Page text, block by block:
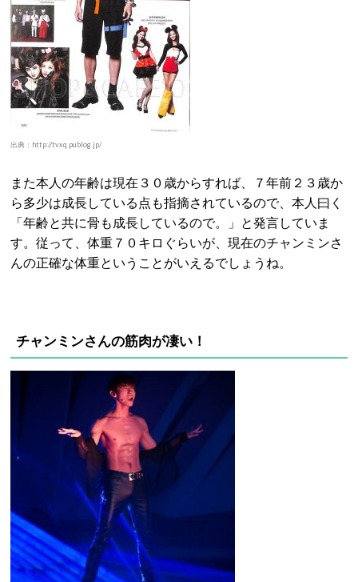
出典：http://tvxq.publog.jp/
また本人の年齢は現在３０歳からすれば、７年前２３歳か
ら多少は成長している点も指摘されているので、本人曰く
「年齢と共に骨も成長しているので。」と発言していま
す。従って、体重７０キロぐらいが、現在のチャンミンさ
んの正確な体重ということがいえるでしょうね。
チャンミンさんの筋肉が凄い！